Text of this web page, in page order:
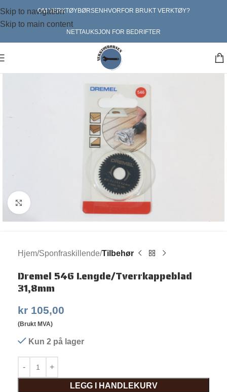
Skip to navigation
Skip to main content
OM VERKTØYBØRSEN HVORFOR BRUKT VERKTØY?
NETTAUKSJON FOR BEDRIFTER
Klikk for større bilde
Hjem Sponfraskillende Tilbehør
Dremel 546 Lengde/Tverrkappeblad
31,8mm
kr 105,00
(Brukt MVA)
Kun 2 på lager
LEGG I HANDLEKURV